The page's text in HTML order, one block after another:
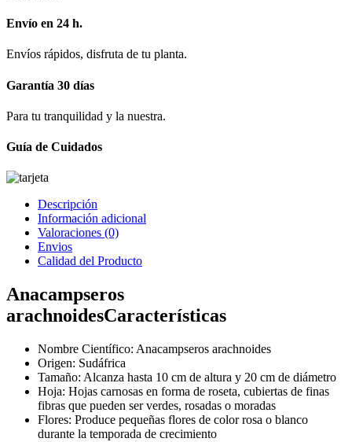
Envío en 24 h.
Envíos rápidos, disfruta de tu planta.
Garantía 30 días
Para tu tranquilidad y la nuestra.
Guía de Cuidados
Descripción
Información adicional
Valoraciones (0)
Envios
Calidad del Producto
Anacampseros
arachnoidesCaracterísticas
Nombre Científico: Anacampseros arachnoides
Origen: Sudáfrica
Tamaño: Alcanza hasta 10 cm de altura y 20 cm de diámetro
Hoja: Hojas carnosas en forma de roseta, cubiertas de finas
fibras que pueden ser verdes, rosadas o moradas
Flores: Produce pequeñas flores de color rosa o blanco
durante la temporada de crecimiento